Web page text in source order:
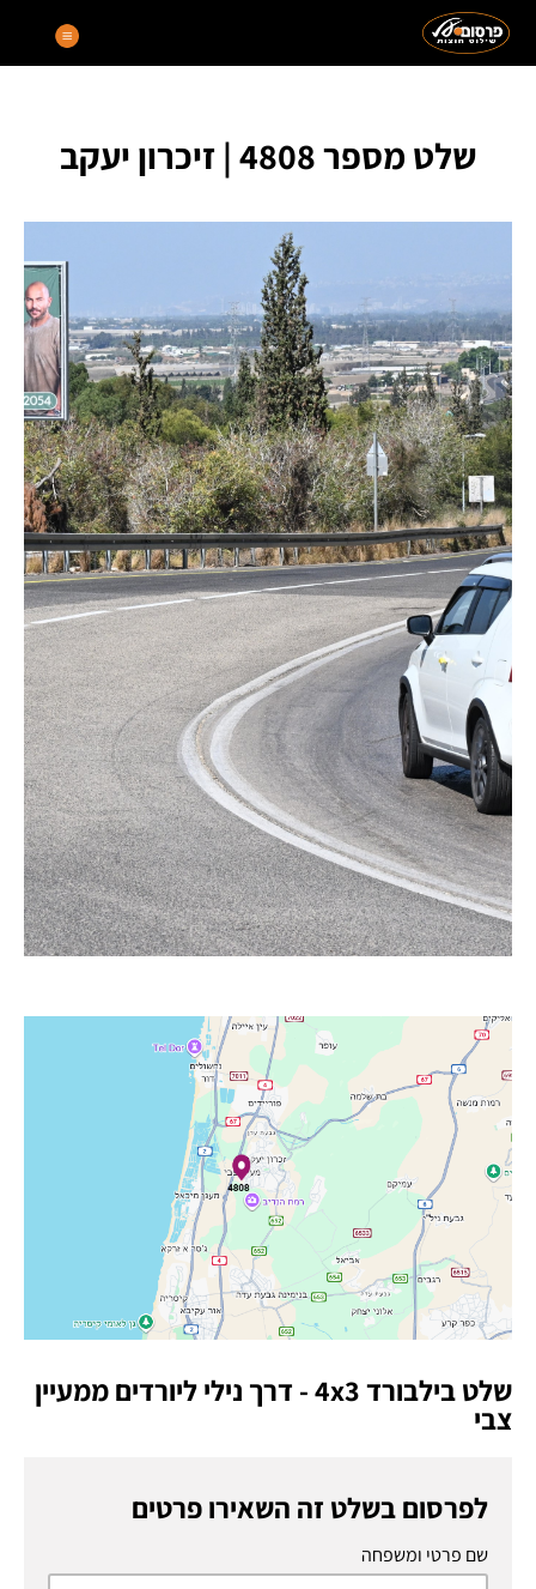
שלט מספר 4808 | זיכרון יעקב
שלט בילבורד 4x3 - דרך נילי ליורדים ממעיין
צבי
לפרסום בשלט זה השאירו פרטים
שם פרטי ומשפחה